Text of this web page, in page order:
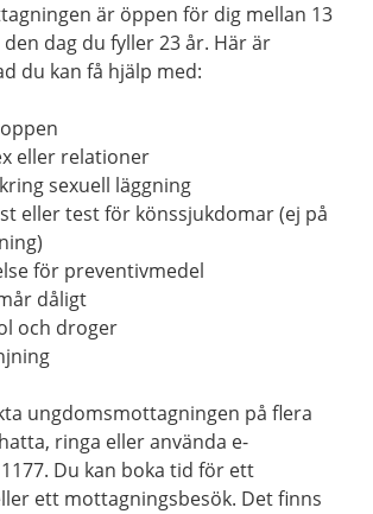
är öppen för dig mellan 13
dag du fyller 23 år. Här är
du kan få hjälp med:
eller relationer
sexuell läggning
eller test för könssjukdomar (ej på
för preventivmedel
dåligt
och droger
ungdomsmottagningen på flera
ringa eller använda e-
Du kan boka tid för ett
ett mottagningsbesök. Det finns